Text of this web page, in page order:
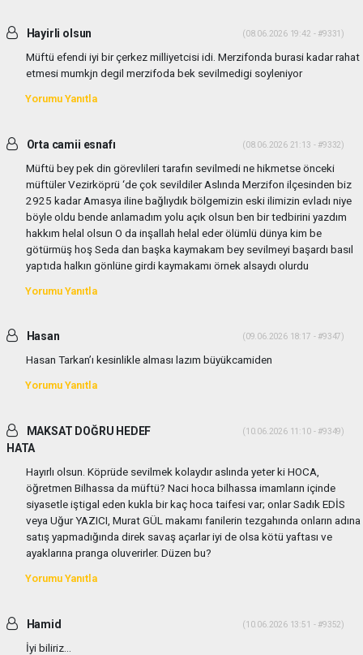
Hayirli olsun (08.06.2026 19:42 - #9331)
Müftü efendi iyi bir çerkez milliyetcisi idi. Merzifonda burasi kadar rahat
etmesi mumkjn degil merzifoda bek sevilmedigi soyleniyor
Yorumu Yanıtla
Orta camii esnafı (08.06.2026 21:13 - #9332)
Müftü bey pek din görevlileri tarafın sevilmedi ne hikmetse önceki
müftüler Vezirköprü ‘de çok sevildiler Aslında Merzifon ilçesinden biz
2925 kadar Amasya iline bağlıydık bölgemizin eski ilimizin evladı niye
böyle oldu bende anlamadım yolu açık olsun ben bir tedbirini yazdım
hakkım helal olsun O da inşallah helal eder ölümlü dünya kim be
götürmüş hoş Seda dan başka kaymakam bey sevilmeyi başardı basıl
yaptıda halkın gönlüne girdi kaymakamı örnek alsaydı olurdu
Yorumu Yanıtla
Hasan (09.06.2026 18:17 - #9347)
Hasan Tarkan’ı kesinlikle alması lazım büyükcamiden
Yorumu Yanıtla
MAKSAT DOĞRU HEDEF
HATA
(10.06.2026 11:10 - #9349)
Hayırlı olsun. Köprüde sevilmek kolaydır aslında yeter ki HOCA,
öğretmen Bilhassa da müftü? Naci hoca bilhassa imamların içinde
siyasetle iştigal eden kukla bir kaç hoca taifesi var; onlar Sadık EDİS
veya Uğur YAZICI, Murat GÜL makamı fanilerin tezgahında onların adına
satış yapmadığında direk savaş açarlar iyi de olsa kötü yaftası ve
ayaklarına pranga oluverirler. Düzen bu?
Yorumu Yanıtla
Hamid (10.06.2026 13:51 - #9352)
İyi biliriz...